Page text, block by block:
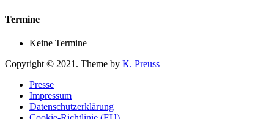
Termine
Keine Termine
Copyright © 2021. Theme by K. Preuss
Presse
Impressum
Datenschutzerklärung